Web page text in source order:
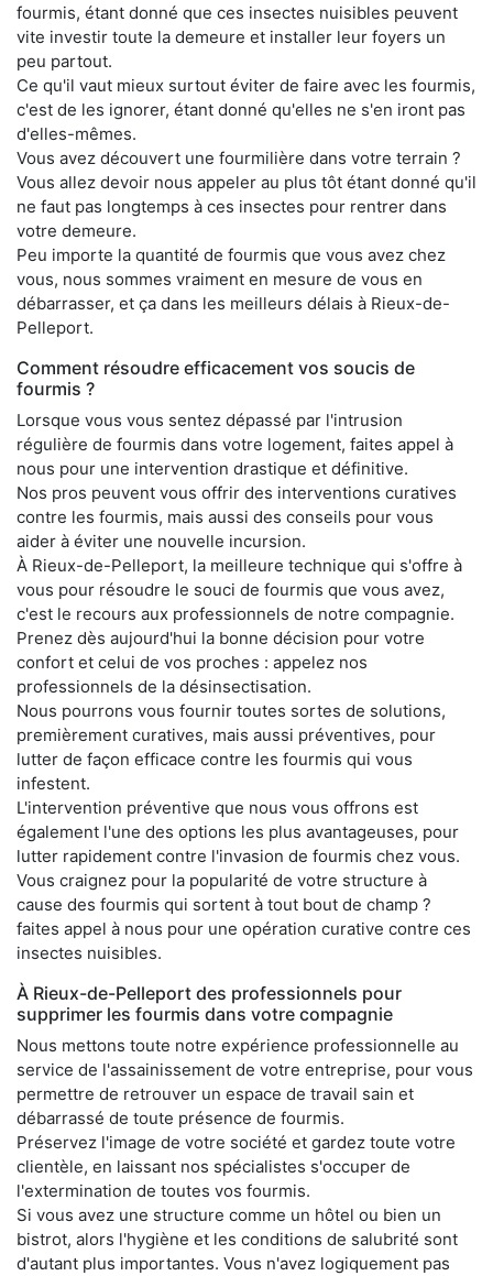
fourmis, étant donné que ces insectes nuisibles peuvent
vite investir toute la demeure et installer leur foyers un
peu partout.
Ce qu'il vaut mieux surtout éviter de faire avec les fourmis,
c'est de les ignorer, étant donné qu'elles ne s'en iront pas
d'elles-mêmes.
Vous avez découvert une fourmilière dans votre terrain ?
Vous allez devoir nous appeler au plus tôt étant donné qu'il
ne faut pas longtemps à ces insectes pour rentrer dans
votre demeure.
Peu importe la quantité de fourmis que vous avez chez
vous, nous sommes vraiment en mesure de vous en
débarrasser, et ça dans les meilleurs délais à Rieux-de-
Pelleport.
Comment résoudre efficacement vos soucis de
fourmis ?
Lorsque vous vous sentez dépassé par l'intrusion
régulière de fourmis dans votre logement, faites appel à
nous pour une intervention drastique et définitive.
Nos pros peuvent vous offrir des interventions curatives
contre les fourmis, mais aussi des conseils pour vous
aider à éviter une nouvelle incursion.
À Rieux-de-Pelleport, la meilleure technique qui s'offre à
vous pour résoudre le souci de fourmis que vous avez,
c'est le recours aux professionnels de notre compagnie.
Prenez dès aujourd'hui la bonne décision pour votre
confort et celui de vos proches : appelez nos
professionnels de la désinsectisation.
Nous pourrons vous fournir toutes sortes de solutions,
premièrement curatives, mais aussi préventives, pour
lutter de façon efficace contre les fourmis qui vous
infestent.
L'intervention préventive que nous vous offrons est
également l'une des options les plus avantageuses, pour
lutter rapidement contre l'invasion de fourmis chez vous.
Vous craignez pour la popularité de votre structure à
cause des fourmis qui sortent à tout bout de champ ?
faites appel à nous pour une opération curative contre ces
insectes nuisibles.
À Rieux-de-Pelleport des professionnels pour
supprimer les fourmis dans votre compagnie
Nous mettons toute notre expérience professionnelle au
service de l'assainissement de votre entreprise, pour vous
permettre de retrouver un espace de travail sain et
débarrassé de toute présence de fourmis.
Préservez l'image de votre société et gardez toute votre
clientèle, en laissant nos spécialistes s'occuper de
l'extermination de toutes vos fourmis.
Si vous avez une structure comme un hôtel ou bien un
bistrot, alors l'hygiène et les conditions de salubrité sont
d'autant plus importantes. Vous n'avez logiquement pas